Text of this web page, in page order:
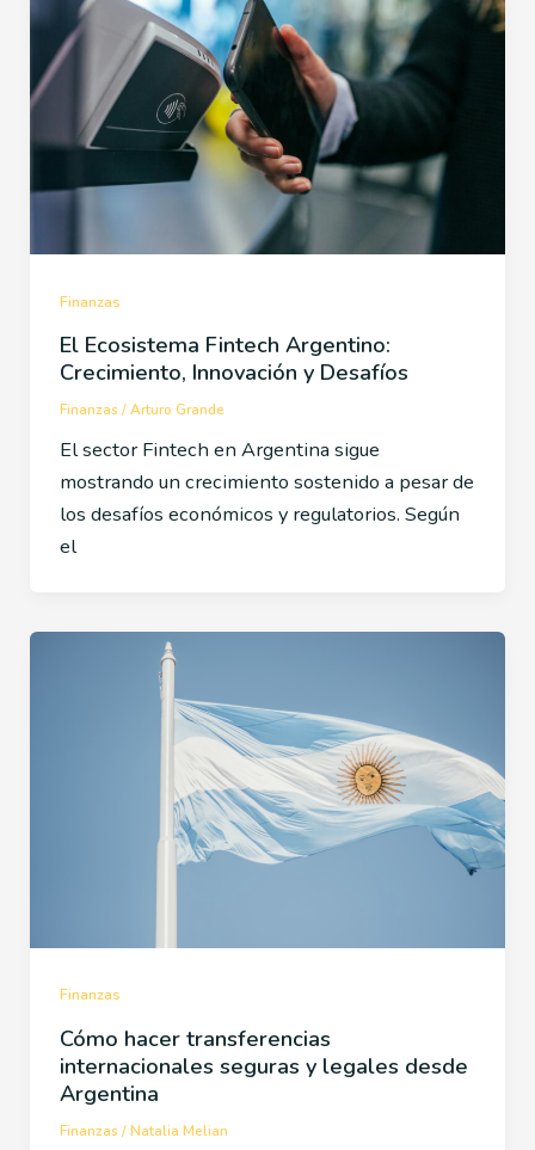
Finanzas
El Ecosistema Fintech Argentino:
Crecimiento, Innovación y Desafíos
Finanzas /Arturo Grande
El sector Fintech en Argentina sigue
mostrando un crecimiento sostenido a pesar de
los desafíos económicos y regulatorios. Según
el
Finanzas
Cómo hacer transferencias
internacionales seguras y legales desde
Argentina
Finanzas /Natalia Melian